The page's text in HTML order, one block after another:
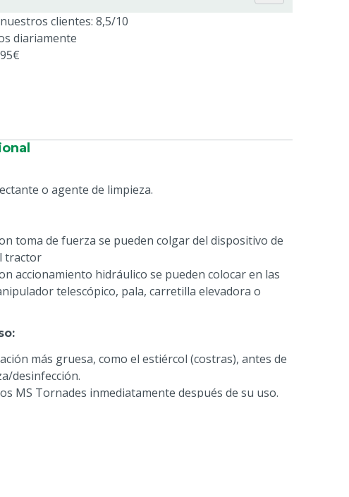
clientes: 8,5/10
diariamente
o agente de limpieza.
toma de fuerza se pueden colgar del dispositivo de
tractor
accionamiento hidráulico se pueden colocar en las
telescópico, pala, carretilla elevadora o
:
más gruesa, como el estiércol (costras), antes de
desinfección.
MS Tornades inmediatamente después de su uso.